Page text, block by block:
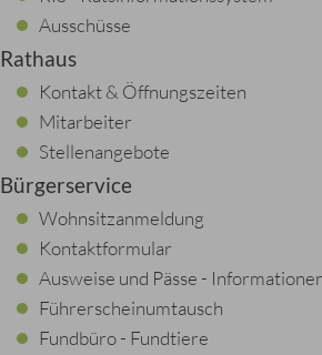
Ausschüsse
Rathaus
Kontakt & Öffnungszeiten
Mitarbeiter
Stellenangebote
Bürgerservice
Wohnsitzanmeldung
Kontaktformular
Ausweise und Pässe -
Führerscheinumtausch
Fundbüro - Fundtiere